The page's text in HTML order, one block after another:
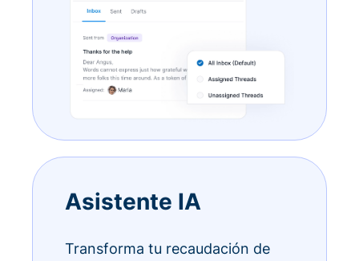
Asistente IA
Transforma tu recaudación de